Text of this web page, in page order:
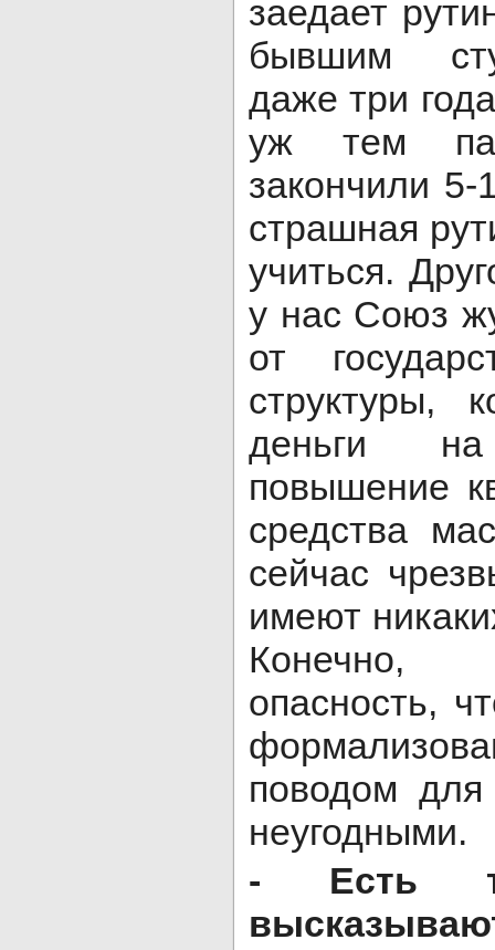
заедает
бывшим
даже три
уж тем
закончили
страшная
учиться.
у нас Союз
от
структуры,
деньги
повышение
средства
сейчас
имеют
Конечно,
опасность,
поводом
неугодными.
- Есть